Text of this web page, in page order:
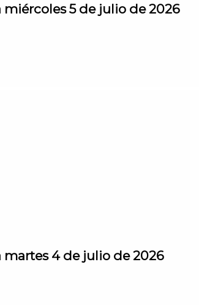
5 de julio de 2026
martes 4 de julio de 2026